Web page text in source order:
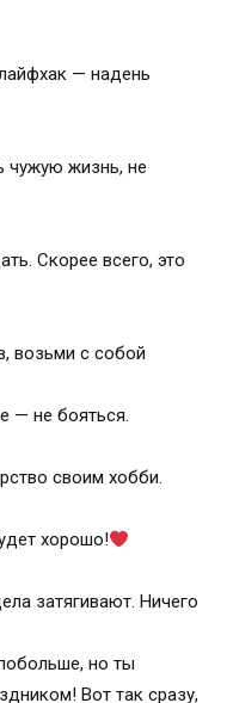
— надень
чужую жизнь, не
Скорее всего, это
возьми с собой
— не бояться.
своим хобби.
хорошо!
затягивают. Ничего
но ты
Вот так сразу,